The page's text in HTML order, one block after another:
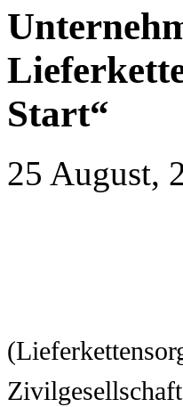
Start“
25 August,